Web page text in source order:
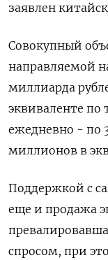
заявлен
Совокупный
направляемой
миллиарда
эквиваленте
ежедневно - по
миллионов в
Поддержкой с
еще и продажа
спросом, при